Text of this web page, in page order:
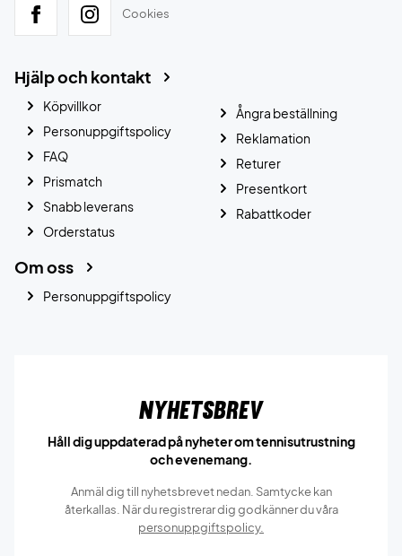
Cookies
Hjälp och kontakt
Köpvillkor
Personuppgiftspolicy
FAQ
Prismatch
Snabb leverans
Orderstatus
Ångra beställning
Reklamation
Returer
Presentkort
Rabattkoder
Om oss
Personuppgiftspolicy
Nyhetsbrev
Håll dig uppdaterad på nyheter om tennisutrustning
och evenemang.
Anmäl dig till nyhetsbrevet nedan. Samtycke kan
återkallas. När du registrerar dig godkänner du våra
personuppgiftspolicy.